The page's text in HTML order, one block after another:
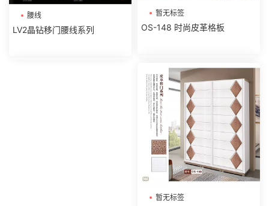
腰线
LV2晶钻移门腰线系列
暂无标签
OS-148 时尚皮革格板
暂无标签